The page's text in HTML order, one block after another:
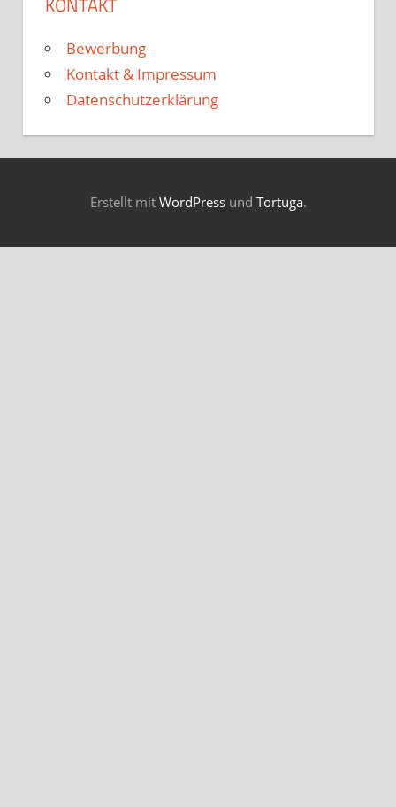
Bewerbung
Kontakt & Impressum
Datenschutzerklärung
Erstellt mit WordPressund Tortuga.